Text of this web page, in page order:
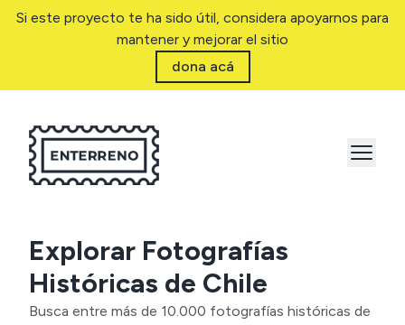
Si este proyecto te ha sido útil, considera apoyarnos para
mantener y mejorar el sitio
dona acá
Explorar Fotografías
Históricas de Chile
Busca entre más de 10.000 fotografías históricas de